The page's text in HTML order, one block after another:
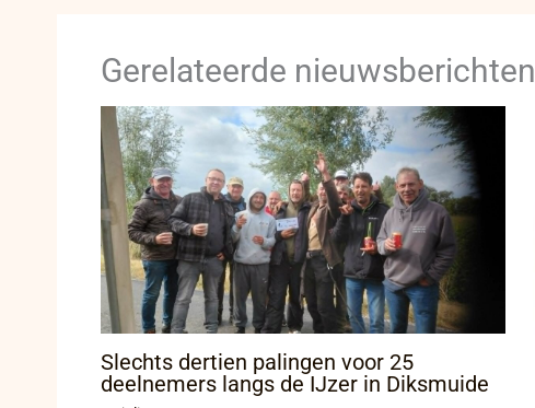
Gerelateerde nieuwsberichten
Slechts dertien palingen voor 25
deelnemers langs de IJzer in Diksmuide